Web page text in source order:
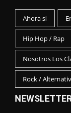
Ahora si
Hip Hop / Rap
Nosotros Los
Rock /